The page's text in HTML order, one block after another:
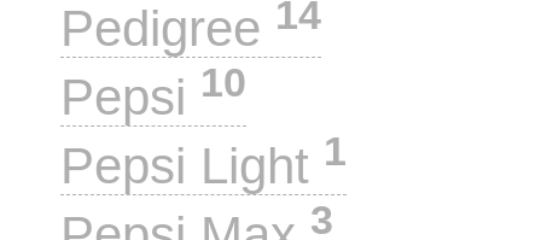
Pedigree 14
Pepsi 10
Pepsi Light 1
3